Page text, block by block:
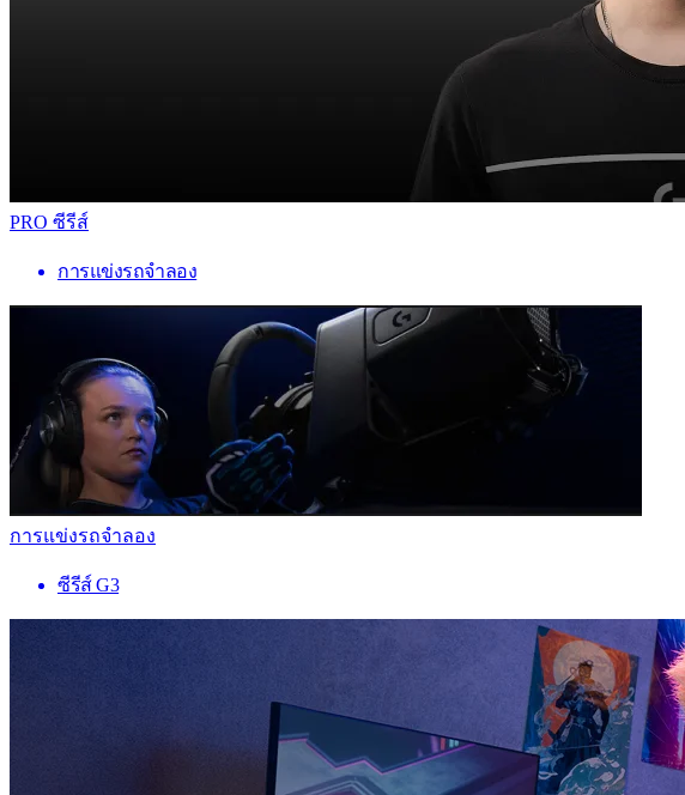
PRO ซีรีส์
การแข่งรถจำลอง
การแข่งรถจำลอง
ซีรีส์ G3